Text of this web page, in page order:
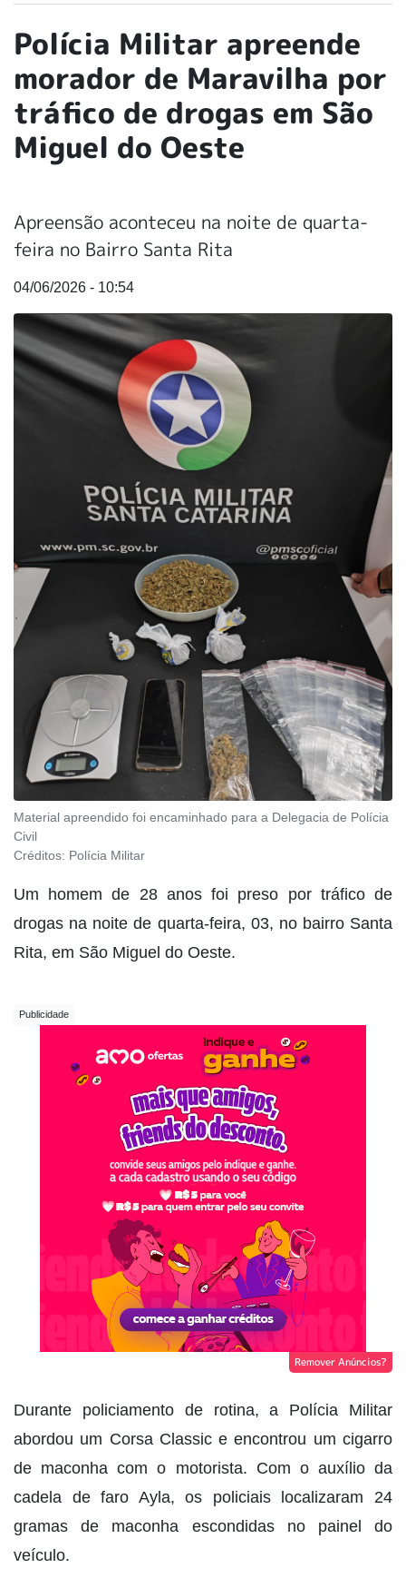
Polícia Militar apreende
morador de Maravilha por
tráfico de drogas em São
Miguel do Oeste
Apreensão aconteceu na noite de quarta-
feira no Bairro Santa Rita
04/06/2026 - 10:54
Material apreendido foi encaminhado para a Delegacia de Polícia
Civil
Créditos: Polícia Militar
Um homem de 28 anos foi preso por tráfico de
drogas na noite de quarta-feira, 03, no bairro Santa
Rita, em São Miguel do Oeste.
Remover Anúncios?
Durante policiamento de rotina, a Polícia Militar
abordou um Corsa Classic e encontrou um cigarro
de maconha com o motorista. Com o auxílio da
cadela de faro Ayla, os policiais localizaram 24
gramas de maconha escondidas no painel do
veículo.